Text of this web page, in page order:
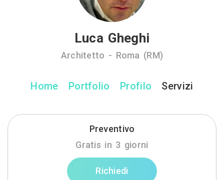
Luca Gheghi
Architetto - Roma (RM)
Home Portfolio Profilo Servizi
Preventivo
Gratis in 3 giorni
Richiedi